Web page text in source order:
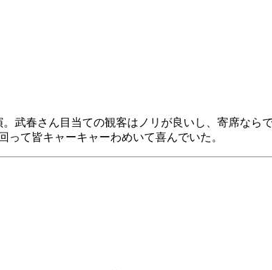
武春さん目当ての観客はノリが良いし、寄席なら
て皆キャーキャーわめいて喜んでいた。